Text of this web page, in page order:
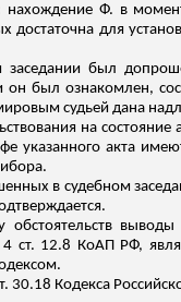
Ф. в
достаточна для
заседании был
он был ознакомлен,
судьей дана
на
указанного акта
в судебном
обстоятельств
ст. 12.8 КоАП РФ,
30.18 Кодекса